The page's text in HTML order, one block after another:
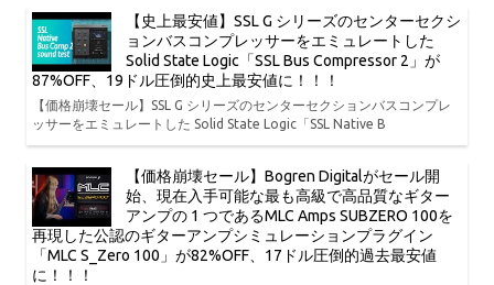
【史上最安値】SSL G シリーズのセンターセクシ
ョンバスコンプレッサーをエミュレートした
Solid State Logic「SSL Bus Compressor 2」が
87%OFF、19ドル圧倒的史上最安値に！！！
【価格崩壊セール】SSL G シリーズのセンターセクションバスコンプレ
ッサーをエミュレートした Solid State Logic「SSL Native B
【価格崩壊セール】Bogren Digitalがセール開
始、現在入手可能な最も高級で高品質なギター
アンプの 1 つであるMLC Amps SUBZERO 100を
再現した公認のギターアンプシミュレーションプラグイン
「MLC S_Zero 100」が82%OFF、17ドル圧倒的過去最安値
に！！！